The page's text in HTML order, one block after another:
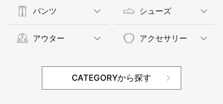
パンツ
アウター
シューズ
アクセサリー
CATEGORYから探す